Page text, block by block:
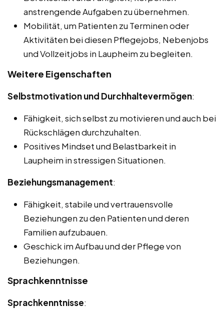
anstrengende Aufgaben zu übernehmen.
Mobilität, um Patienten zu Terminen oder
Aktivitäten bei diesen Pflegejobs, Nebenjobs
und Vollzeitjobs in Laupheim zu begleiten.
Weitere Eigenschaften
Selbstmotivation und Durchhaltevermögen:
Fähigkeit, sich selbst zu motivieren und auch bei
Rückschlägen durchzuhalten.
Positives Mindset und Belastbarkeit in
Laupheim in stressigen Situationen.
Beziehungsmanagement:
Fähigkeit, stabile und vertrauensvolle
Beziehungen zu den Patienten und deren
Familien aufzubauen.
Geschick im Aufbau und der Pflege von
Beziehungen.
Sprachkenntnisse
Sprachkenntnisse: